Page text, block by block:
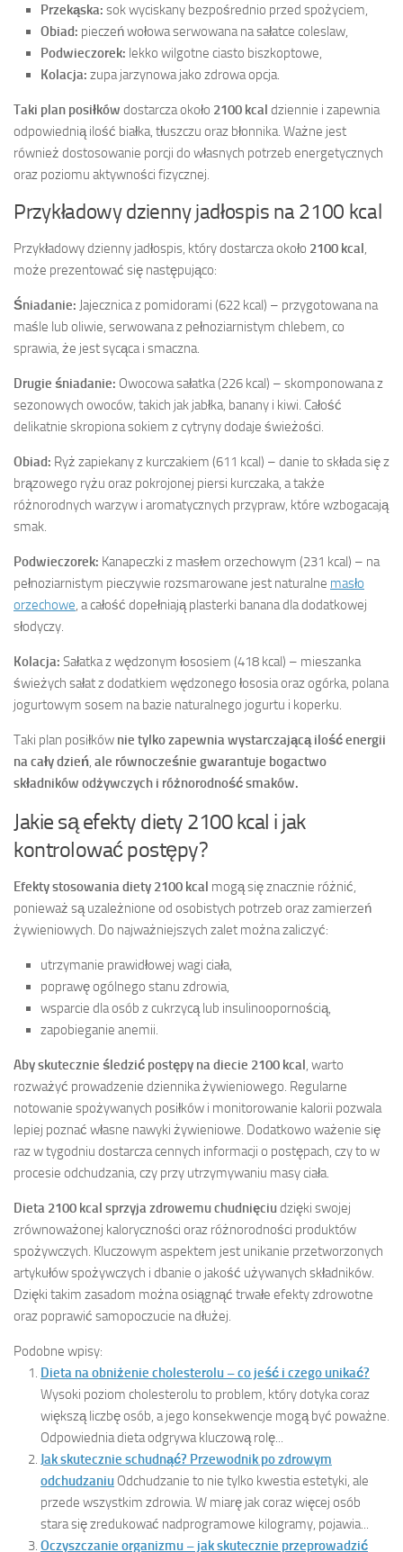
Przekąska: sok wyciskany bezpośrednio przed spożyciem,
Obiad: pieczeń wołowa serwowana na sałatce coleslaw,
Podwieczorek: lekko wilgotne ciasto biszkoptowe,
Kolacja: zupa jarzynowa jako zdrowa opcja.
Taki plan posiłków dostarcza około 2100 kcal dziennie i zapewnia
odpowiednią ilość białka, tłuszczu oraz błonnika. Ważne jest
również dostosowanie porcji do własnych potrzeb energetycznych
oraz poziomu aktywności fizycznej.
Przykładowy dzienny jadłospis na 2100 kcal
Przykładowy dzienny jadłospis, który dostarcza około 2100 kcal,
może prezentować się następująco:
Śniadanie: Jajecznica z pomidorami (622 kcal) – przygotowana na
maśle lub oliwie, serwowana z pełnoziarnistym chlebem, co
sprawia, że jest sycąca i smaczna.
Drugie śniadanie: Owocowa sałatka (226 kcal) – skomponowana z
sezonowych owoców, takich jak jabłka, banany i kiwi. Całość
delikatnie skropiona sokiem z cytryny dodaje świeżości.
Obiad: Ryż zapiekany z kurczakiem (611 kcal) – danie to składa się z
brązowego ryżu oraz pokrojonej piersi kurczaka, a także
różnorodnych warzyw i aromatycznych przypraw, które wzbogacają
smak.
Podwieczorek: Kanapeczki z masłem orzechowym (231 kcal) – na
pełnoziarnistym pieczywie rozsmarowane jest naturalne masło
orzechowe, a całość dopełniają plasterki banana dla dodatkowej
słodyczy.
Kolacja: Sałatka z wędzonym łososiem (418 kcal) – mieszanka
świeżych sałat z dodatkiem wędzonego łososia oraz ogórka, polana
jogurtowym sosem na bazie naturalnego jogurtu i koperku.
Taki plan posiłków nie tylko zapewnia wystarczającą ilość energii
na cały dzień, ale równocześnie gwarantuje bogactwo
składników odżywczych i różnorodność smaków.
Jakie są efekty diety 2100 kcal i jak
kontrolować postępy?
Efekty stosowania diety 2100 kcal mogą się znacznie różnić,
ponieważ są uzależnione od osobistych potrzeb oraz zamierzeń
żywieniowych. Do najważniejszych zalet można zaliczyć:
utrzymanie prawidłowej wagi ciała,
poprawę ogólnego stanu zdrowia,
wsparcie dla osób z cukrzycą lub insulinoopornością,
zapobieganie anemii.
Aby skutecznie śledzić postępy na diecie 2100 kcal, warto
rozważyć prowadzenie dziennika żywieniowego. Regularne
notowanie spożywanych posiłków i monitorowanie kalorii pozwala
lepiej poznać własne nawyki żywieniowe. Dodatkowo ważenie się
raz w tygodniu dostarcza cennych informacji o postępach, czy to w
procesie odchudzania, czy przy utrzymywaniu masy ciała.
Dieta 2100 kcal sprzyja zdrowemu chudnięciudzięki swojej
zrównoważonej kaloryczności oraz różnorodności produktów
spożywczych. Kluczowym aspektem jest unikanie przetworzonych
artykułów spożywczych i dbanie o jakość używanych składników.
Dzięki takim zasadom można osiągnąć trwałe efekty zdrowotne
oraz poprawić samopoczucie na dłużej.
Podobne wpisy:
Dieta na obniżenie cholesterolu – co jeść i czego unikać?
Wysoki poziom cholesterolu to problem, który dotyka coraz
większą liczbę osób, a jego konsekwencje mogą być poważne.
Odpowiednia dieta odgrywa kluczową rolę...
Jak skutecznie schudnąć? Przewodnik po zdrowym
odchudzaniu Odchudzanie to nie tylko kwestia estetyki, ale
przede wszystkim zdrowia. W miarę jak coraz więcej osób
stara się zredukować nadprogramowe kilogramy, pojawia...
Oczyszczanie organizmu – jak skutecznie przeprowadzić